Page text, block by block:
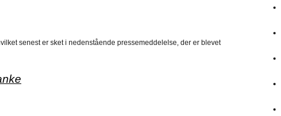
senest er sket i nedenstående pressemeddelelse, der er blevet